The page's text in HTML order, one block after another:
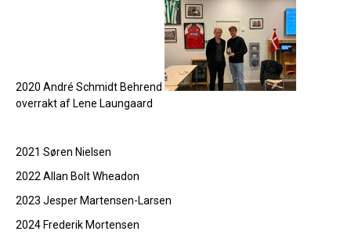
2020 André Schmidt Behrend
overrakt af Lene Laungaard
2021 Søren Nielsen
2022 Allan Bolt Wheadon
2023 Jesper Martensen-Larsen
2024 Frederik Mortensen